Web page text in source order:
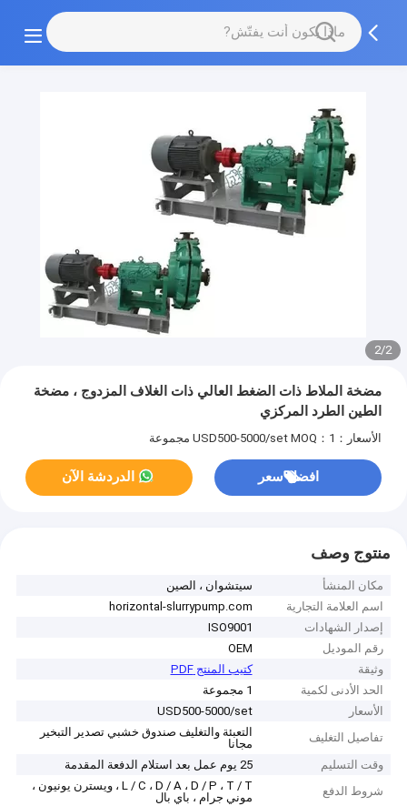
2/2
مضخة الملاط ذات الضغط العالي ذات الغلاف المزدوج ، مضخة
الطين الطرد المركزي
الأسعار：USD500-5000/set MOQ：1 مجموعة
افضل سعر الدردشة الآن
منتوج وصف
مكان المنشأ
سيتشوان ، الصين
اسم العلامة التجارية
horizontal-slurrypump.com
إصدار الشهادات
ISO9001
رقم الموديل
OEM
وثيقة
كتيب المنتج PDF
الحد الأدنى لكمية
1 مجموعة
الأسعار
USD500-5000/set
تفاصيل التغليف
التعبئة والتغليف صندوق خشبي تصدير التبخير
مجانا
وقت التسليم
25 يوم عمل بعد استلام الدفعة المقدمة
شروط الدفع
L / C ، D / A ، D / P ، T / T ، ويسترن يونيون ،
موني جرام ، باي بال